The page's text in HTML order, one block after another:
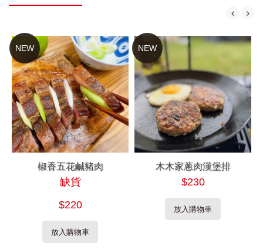
NEW
椒香五花鹹豬肉
缺貨
$220
放入購物車
NEW
木木家蔥肉漢堡排
$230
放入購物車